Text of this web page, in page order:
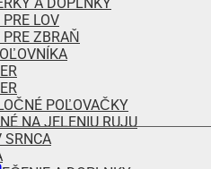
LOV
ZBRAŇ
POĽOVAČKY
NA JELENIU RUJU
SRNCA